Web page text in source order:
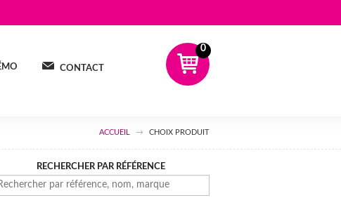
!
CONTACT
0
ACCUEIL CHOIX PRODUIT
RECHERCHER PAR RÉFÉRENCE